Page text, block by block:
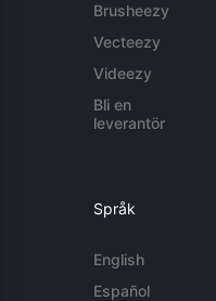
Brusheezy
Vecteezy
Videezy
Bli en
leverantör
Språk
English
Español